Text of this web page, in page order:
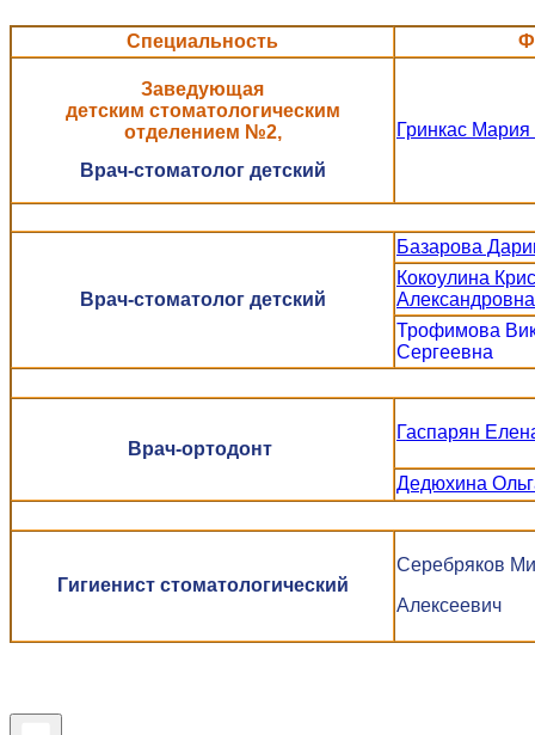
Специальность
Заведующая
детским стоматологическим
отделением №2,
Врач-стоматолог детский
Гринкас
Врач-стоматолог детский
Базарова
Кокоулина
Александровна
Трофимова
Сергеевна
Врач-ортодонт
Гаспарян
Дедюхина
Гигиенист стоматологический
Серебряков
Алексеевич